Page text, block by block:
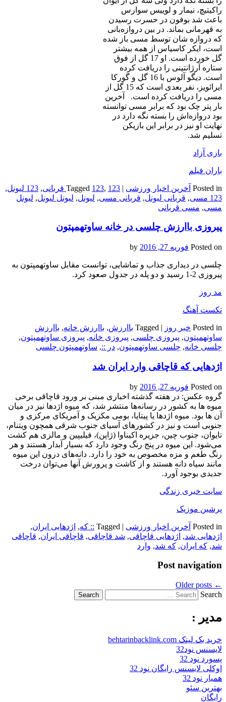
راکیتیچ، نیمار و لوییس سوارس
باعث شد بوفون در حسرت رسیدن
به قهرمانی بماند. در بین د‌ر‌وازه‌بانی
که دروازه شان توسط مسی باز شده
است، ایکر کاسیاس از همه بیشتر
گل خورده است. او 17 گل از فوق
ستاره آرژانتینی را دریافت کرده
است. دیگو آلوس با 16 گل و گورکا
ایرائویز، نفر بعدی است که 15 گل از
مسی را دریافت کرده است. آخرین
بار پتر چک بود که برابر مسی توانسته
بود دروازه‌اش را بسته نگه دارد در
نهایت او نیز در برابر این بازیکن
تسلیم شد.
بازی آزاد
باران فیلم
Posted in آخرین اخبار ورزشی |
Tagged 123, 123 قربانی , 123 لیونل
,
123 مسی
, قربانی لیونل, قربانی مسی, لیونل, لیونل لیونل, لیونل
مسی, مسی قربانی
پیروزی باارزش چلسی در خانه ساوتهمپتون
Posted on فوریه 27, 2016
چلسی در دیداری جذاب و تماشایی، توانست مقابل ساوتهمپتون به
پیروزی 2-1 رسید و دو پله در جدول صعود کرد.
مد روز
تکست آهنگ
Posted in خبر روز |
Tagged باارزش, باارزش خانه, باارزش
ساوتهمپتون, پیروزی چلسی, پیروزی خانه, پیروزی ساوتهمپتون,
چلسی خانه, چلسی ساوتهمپتون, در ::, ساوتهمپتون چلسی
اژدهایی که قاچاقی وارد ایران شد
Posted on فوریه 27, 2016
گروه عکس: در هفته گذشته اخباری مبنی بر ورود قاچاقی برخی
میوه ها به کشور در رسانه‌ها منتشر شد، که میوه اژدها نیز در میان
آن ها بود. میوه اژدها یا پیتایا، بومی مکزیک و آمریکای مرکزی و
جنوبی است و نیز در کشورهای آسیای جنوب شرقی همچون ویتنام،
تایوان، جنوب چین، جزیره اکیناوا (ژاپن)، فیلیپین و مالزی هم کشت
می‌شود. این میوه در پنج رنگ وجود دارد که بسیار آبدار هستند و هر
رنگ طعم و مزه مخصوص به خود را دارد. دانه‌های درون این میوه
مانند سیاه دانه هستند و از کاشت و پرورش آنها می‌توان درخت
جدیدی بوجود آورد.
سایت خبری زندگی
پرشین موزیک
Posted in آخرین اخبار ورزشی |
Tagged :: که, اژدهایی ایران,
اژدهایی شد, اژدهایی قاچاقی, شد قاچاقی, قاچاقی ایران, قاچاقی
شد, که ایران, که شد, وارد
Post navigation
←
Search
مدیر :
خرید بک لینک behtarinbacklink.com
لایسنس نود32
پسورد نود 32
اوکلی لایسنس رایگان نود 32
همیار نود 32
بهترین سئو
رایگان